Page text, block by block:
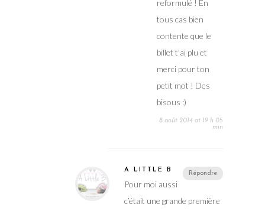
reformulé ! En
tous cas bien
contente que le
billet t’ai plu et
merci pour ton
petit mot ! Des
bisous :)
8 août 2014 at 19 h 05
min
Répondre
A LITTLE B
Pour moi aussi
c’était une grande première